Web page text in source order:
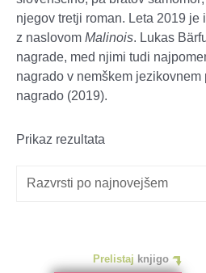
njegov tretji roman. Leta 2019 je
z naslovom Malinois. Lukas
nagrade, med njimi tudi
nagrado v nemškem
nagrado (2019).
Prikaz rezultata
Prelistaj knjigo